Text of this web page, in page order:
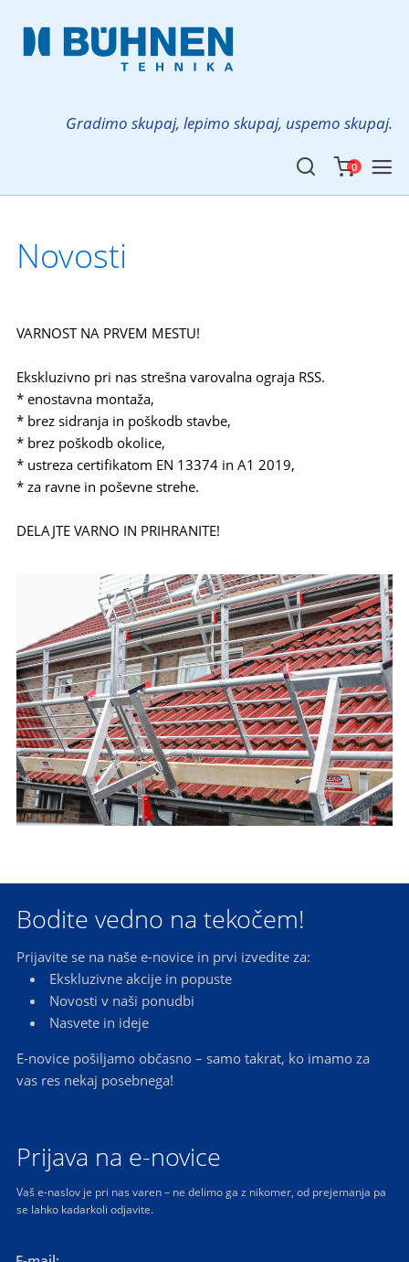
Gradimo skupaj, lepimo skupaj, uspemo skupaj.
0
Novosti
VARNOST NA PRVEM MESTU!
Ekskluzivno pri nas strešna varovalna ograja RSS.
* enostavna montaža,
* brez sidranja in poškodb stavbe,
* brez poškodb okolice,
* ustreza certifikatom EN 13374 in A1 2019,
* za ravne in poševne strehe.
DELAJTE VARNO IN PRIHRANITE!
Bodite vedno na tekočem!
Prijavite se na naše e-novice in prvi izvedite za:
Ekskluzivne akcije in popuste
Novosti v naši ponudbi
Nasvete in ideje
E-novice pošiljamo občasno – samo takrat, ko imamo za
vas res nekaj posebnega!
Prijava na e-novice
Vaš e-naslov je pri nas varen – ne delimo ga z nikomer, od prejemanja pa
se lahko kadarkoli odjavite.